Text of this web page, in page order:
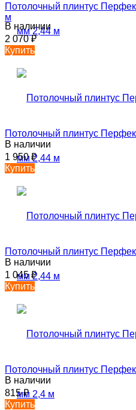
Потолочный плинтус
м
В наличии
2 070₽
Купить
Потолочный плинтус
В наличии
1 950₽
Купить
Потолочный плинтус
В наличии
1 045₽
Купить
Потолочный плинтус
В наличии
815₽
Купить